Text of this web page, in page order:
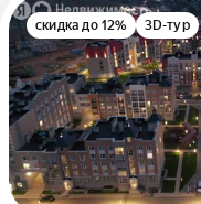
скидка до 12% 3D-тур